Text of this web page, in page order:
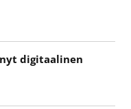
digitaalinen